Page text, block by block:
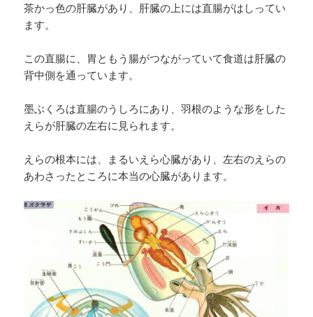
茶かっ色の肝臓があり、肝臓の上には直腸がはしってい
ます。
この直腸に、胃ともう腸がつながっていて食道は肝臓の
背中側を通っています。
墨ぶくろは直腸のうしろにあり、羽根のような形をした
えらが肝臓の左右に見られます。
えらの根本には、まるいえら心臓があり、左右のえらの
あわさったところに本当の心臓があります。